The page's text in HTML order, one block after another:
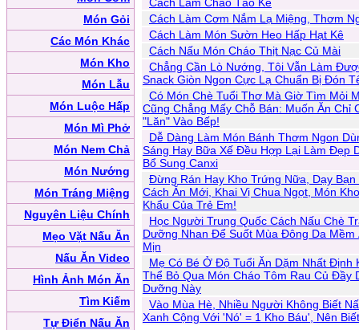
Món Gỏi
Các Món Khác
Món Kho
Món Lẫu
Món Luộc Hấp
Món Mì Phở
Món Nem Chả
Món Nướng
Món Tráng Miệng
Nguyên Liệu Chính
Mẹo Vặt Nấu Ăn
Nấu Ăn Video
Hình Ảnh Món Ăn
Tìm Kiếm
Tự Điển Nấu Ăn
Cách Làm Cơm Nắm Lạ Miệng, Thơm
Cách Làm Món Sườn Heo Hấp Hạt Kê
Cách Nấu Món Cháo Thịt Nạc Củ Mài
Chẳng Cần Lò Nướng, Tôi Vẫn Làm
Snack Giòn Ngon Cực Lạ Chuẩn Bị Đón
Có Món Chè Tuổi Thơ Mà Giờ Tìm Mỏi
Cũng Chẳng Mấy Chỗ Bán: Muốn Ăn Chỉ
"Lăn" Vào Bếp!
Dễ Dàng Làm Món Bánh Thơm Ngon
Sáng Hay Bữa Xế Đều Hợp Lại Làm Đẹp
Bổ Sung Canxi
Đừng Rán Hay Kho Trứng Nữa, Dạy Bạn
Cách Ăn Mới, Khai Vị Chua Ngọt, Món
Khẩu Của Trẻ Em!
Học Người Trung Quốc Cách Nấu Chè
Dưỡng Nhan Để Suốt Mùa Đông Da Mềm
Mịn
Mẹ Có Bé Ở Độ Tuổi Ăn Dặm Nhất Định
Thể Bỏ Qua Món Cháo Tôm Rau Củ Đầy
Dưỡng Này
Vào Mùa Hè, Nhiều Người Không Biết
Xanh Cộng Với 'Nó' = 1 Kho Báu', Nên Biết